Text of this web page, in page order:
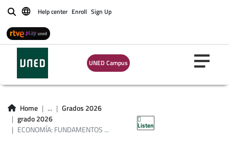
BuscarHelp center Enroll Sign Up
UNED Campus
Home ...
Grados 2026
grado 2026
ECONOMÍA: FUNDAMENTOS ...
Listen
ECONOMÍA:
FUNDAMENTOS
MACROECONÓMICOS